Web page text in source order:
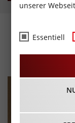
unserer
Essentiell